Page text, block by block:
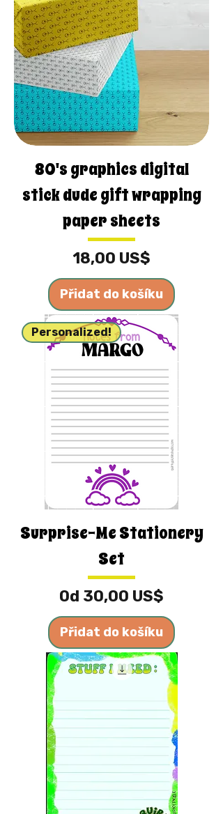
80's graphics digital
stick dude gift wrapping
paper sheets
Cena
18,00 US$
Přidat do košíku
Personalized!
Surprise-Me Stationery
Set
Od 30,00 US$
Zvýhodněná cena
Přidat do košíku